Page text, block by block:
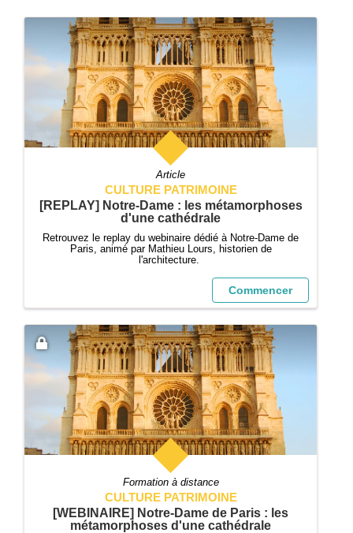
Article
CULTURE PATRIMOINE
[REPLAY] Notre-Dame : les métamorphoses
d'une cathédrale
Retrouvez le replay du webinaire dédié à Notre-Dame de
Paris, animé par Mathieu Lours, historien de
l'architecture.
Commencer
Formation à distance
CULTURE PATRIMOINE
[WEBINAIRE] Notre-Dame de Paris : les
métamorphoses d'une cathédrale